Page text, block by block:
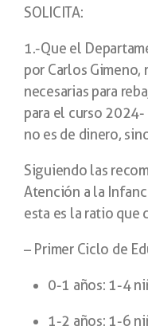
SOLICITA:
1.-Que el
por Carlos
necesarias para
para el curso
no es de dinero,
Siguiendo las
Atención a la
esta es la ratio que
– Primer Ciclo de
0-1 años: 1-4
1-2 años: 1-6